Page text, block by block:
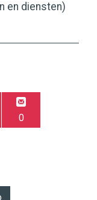
en diensten)
0